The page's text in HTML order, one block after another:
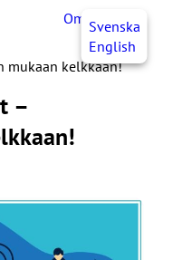
OmaJHLSvenska
English
mukaan kelkkaan!
–